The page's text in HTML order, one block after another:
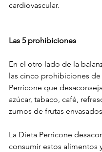
cardiovascular.
Las 5 prohibiciones
En el otro lado de la
las cinco prohibiciones
Perricone que
azúcar, tabaco, café,
zumos de frutas
La Dieta Perricone
consumir estos alimentos